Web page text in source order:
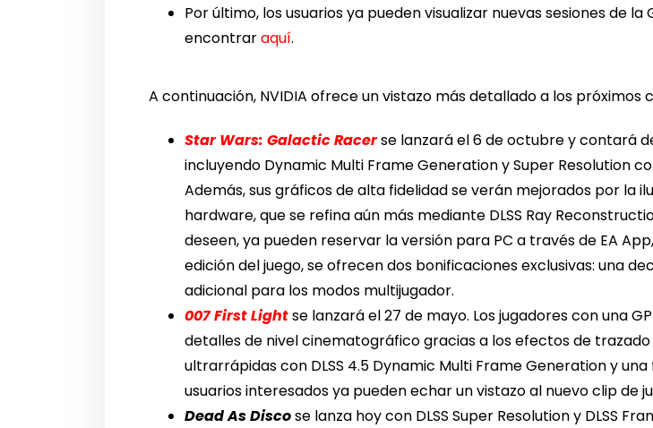
Por último, los usuarios ya pueden visualizar nuevas sesiones de
encontraraquí.
A continuación, NVIDIA ofrece un vistazo más detallado a los próximos
Star Wars: Galactic Racerse lanzará el 6 de octubre y contará
incluyendo Dynamic Multi Frame Generation y Super Resolution
Además, sus gráficos de alta fidelidad se verán mejorados por la
hardware, que se refina aún más mediante DLSS Ray
deseen, ya pueden reservar la versión para PC a través de EA
edición del juego, se ofrecen dos bonificaciones exclusivas: una
adicional para los modos multijugador.
007 First Lightse lanzará el 27 de mayo. Los jugadores con una
detalles de nivel cinematográfico gracias a los efectos de
ultrarrápidas con DLSS 4.5 Dynamic Multi Frame Generation y
usuarios interesados ya pueden echar un vistazo al nuevo clip de
Dead As Discose lanza hoy con DLSS Super Resolution y DLSS